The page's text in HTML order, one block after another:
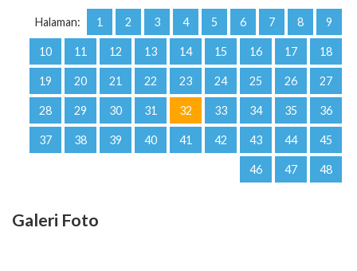
Halaman: 1 2 3 4 5 6 7 8 9
10 11 12 13 14 15 16 17 18
19 20 21 22 23 24 25 26 27
28 29 30 31 32 33 34 35 36
37 38 39 40 41 42 43 44 45
46 47 48
Galeri Foto